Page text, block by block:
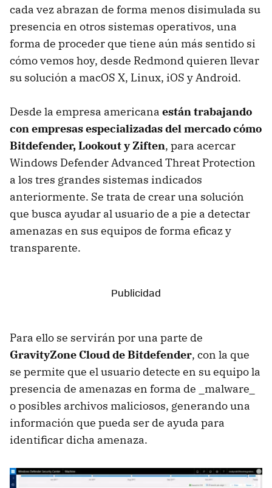
cada vez abrazan de forma menos disimulada su
presencia en otros sistemas operativos, una
forma de proceder que tiene aún más sentido si
cómo vemos hoy, desde Redmond quieren llevar
su solución a macOS X, Linux, iOS y Android.
Desde la empresa americana están trabajando
con empresas especializadas del mercado cómo
Bitdefender, Lookout y Ziften, para acercar
Windows Defender Advanced Threat Protection
a los tres grandes sistemas indicados
anteriormente. Se trata de crear una solución
que busca ayudar al usuario de a pie a detectar
amenazas en sus equipos de forma eficaz y
transparente.
Para ello se servirán por una parte de
GravityZone Cloud de Bitdefender, con la que
se permite que el usuario detecte en su equipo la
presencia de amenazas en forma de _malware_
o posibles archivos maliciosos, generando una
información que pueda ser de ayuda para
identificar dicha amenaza.